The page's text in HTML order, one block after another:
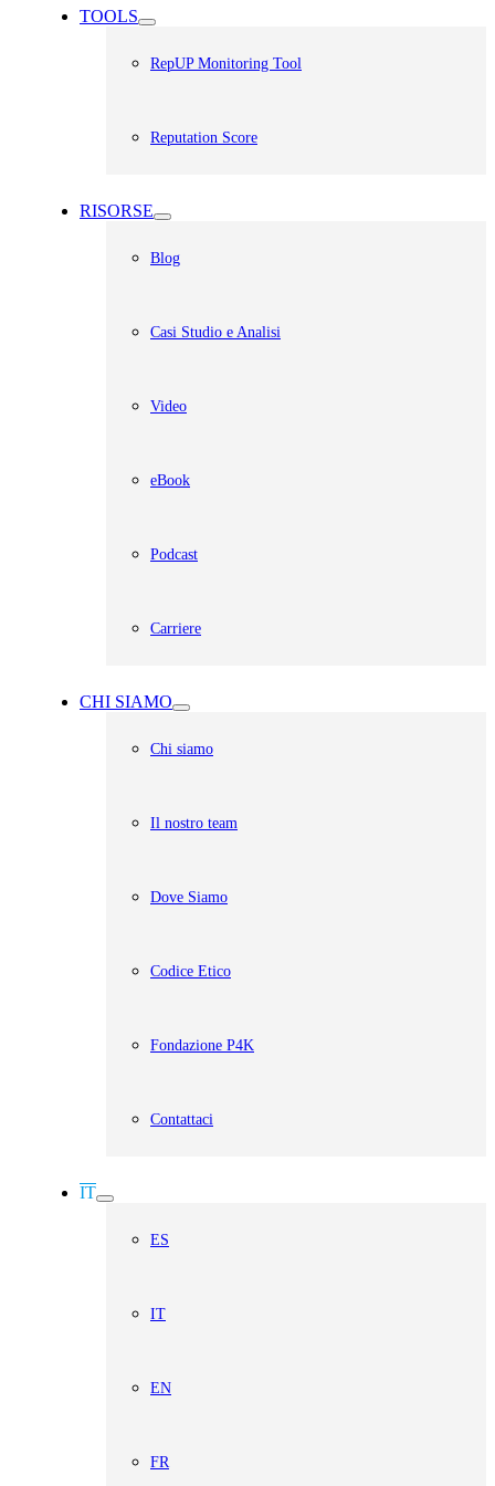
TOOLS
RepUP Monitoring Tool
Reputation Score
RISORSE
Blog
Casi Studio e Analisi
Video
eBook
Podcast
Carriere
CHI SIAMO
Chi siamo
Il nostro team
Dove Siamo
Codice Etico
Fondazione P4K
Contattaci
IT
ES
IT
EN
FR